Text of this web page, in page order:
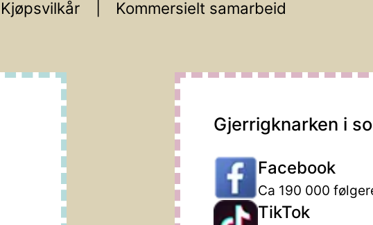
Kjøpsvilkår Kommersielt samarbeid
Gjerrigknarken i
Facebook
Ca 190 000
TikTok